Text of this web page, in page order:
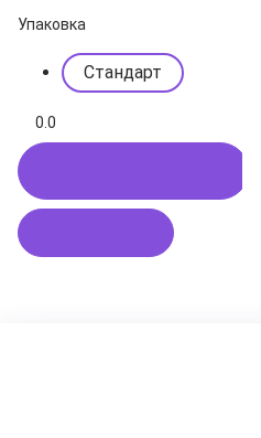
Упаковка
Стандарт
0.0